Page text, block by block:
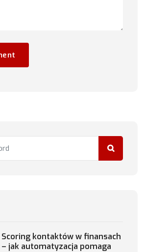
Scoring kontaktów w finansach
– jak automatyzacja pomaga